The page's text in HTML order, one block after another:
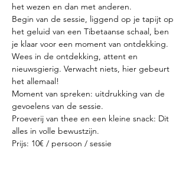
het wezen en dan met anderen.
Begin van de sessie, liggend op je tapijt op
het geluid van een Tibetaanse schaal, ben
je klaar voor een moment van ontdekking.
Wees in de ontdekking, attent en
nieuwsgierig. Verwacht niets, hier gebeurt
het allemaal!
Moment van spreken: uitdrukking van de
gevoelens van de sessie.
Proeverij van thee en een kleine snack: Dit
alles in volle bewustzijn.
Prijs: 10€ / persoon / sessie